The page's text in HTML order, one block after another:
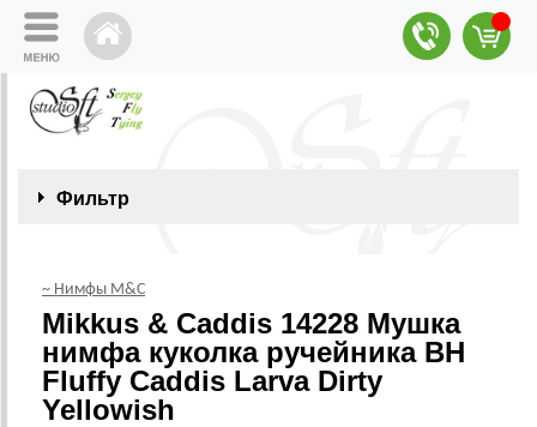
Фильтр
~ Нимфы M&C
Mikkus & Caddis 14228 Мушка
нимфа куколка ручейника BH
Fluffy Caddis Larva Dirty
Yellowish